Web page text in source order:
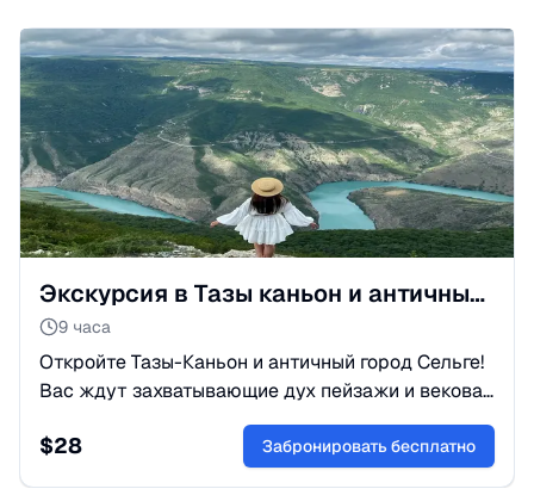
Экскурсия в Тазы каньон и античный город Сельге из Кемера
9 часа
Откройте Тазы-Каньон и античный город Сельге!
Вас ждут захватывающие дух пейзажи и вековая
история Турции. Забронируйте это
незабываемое приключение сегодня!
$28 Забронировать бесплатно